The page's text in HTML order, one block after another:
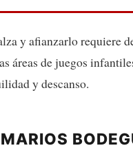
y afianzarlo requiere
áreas de juegos
y descanso.